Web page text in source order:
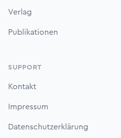
Verlag
Publikationen
SUPPORT
Kontakt
Impressum
Datenschutzerklärung